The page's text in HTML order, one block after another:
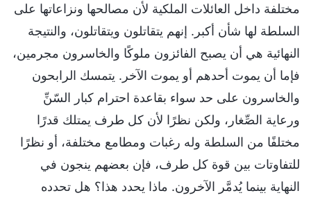
مختلفة داخل العائلات الملكية لأن مصالحها ونزاعاتها على
السلطة لها شأن أكبر. إنهم يتقاتلون ويتقاتلون، والنتيجة
النهائية هي أن يصبح الفائزون ملوكًا والخاسرون مجرمين،
فإما أن يموت أحدهم أو يموت الآخر. يتمسك الرابحون
والخاسرون على حد سواء بقاعدة احترام كبار السّنِّ
ورعاية الصِّغار، ولكن نظرًا لأن كل طرف يمتلك قدرًا
مختلفًا من السلطة وله رغبات ومطامع مختلفة، أو نظرًا
للتفاوتات بين قوة كل طرف، فإن بعضهم ينجون في
النهاية بينما يُدمَّر الآخرون. ماذا يحدد هذا؟ هل تحدده